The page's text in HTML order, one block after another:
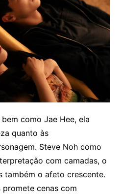
como Jae Hee, ela
quanto às
Steve Noh como
com camadas, o
também o afeto crescente.
cenas com